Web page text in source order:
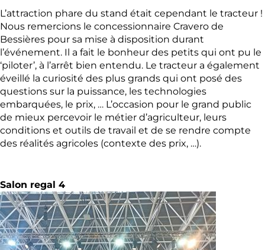
L’attraction phare du stand était cependant le tracteur !
Nous remercions le concessionnaire Cravero de
Bessières pour sa mise à disposition durant
l’événement. Il a fait le bonheur des petits qui ont pu le
‘piloter’, à l’arrêt bien entendu. Le tracteur a également
éveillé la curiosité des plus grands qui ont posé des
questions sur la puissance, les technologies
embarquées, le prix, … L’occasion pour le grand public
de mieux percevoir le métier d’agriculteur, leurs
conditions et outils de travail et de se rendre compte
des réalités agricoles (contexte des prix, …).
Salon regal 4